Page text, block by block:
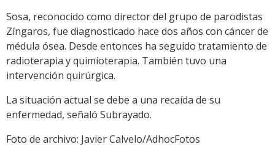
Sosa, reconocido como director del grupo de parodistas
Zíngaros, fue diagnosticado hace dos años con cáncer de
médula ósea. Desde entonces ha seguido tratamiento de
radioterapia y quimioterapia. También tuvo una
intervención quirúrgica.
La situación actual se debe a una recaída de su
enfermedad, señaló Subrayado.
Foto de archivo: Javier Calvelo/AdhocFotos